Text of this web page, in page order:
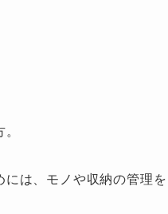
は、モノや収納の管理を